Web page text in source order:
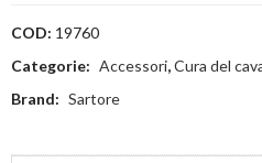
COD: 19760
Categorie: Accessori,Cura del
Brand: Sartore